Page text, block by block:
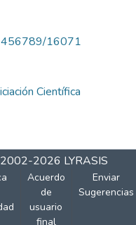
16071
Científica
2026 LYRASIS
Acuerdo
de
usuario
final
Enviar
Sugerencias